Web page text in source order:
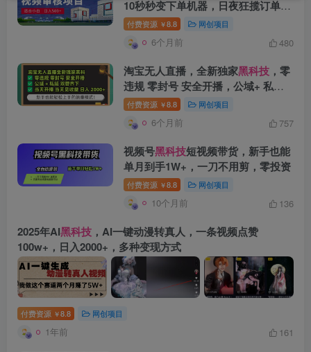
10秒秒变下单机器，日夜狂揽订单，
新手小白日进500+，财富火箭式飙
升！
付费资源 ￥8.8 网创项目
6个月前 480
淘宝无人直播，全新独家黑科技 ，零
违规 零封号 安全开播，公域+ 私域
双管齐下，当天开播 当天见收益 日
入 2000+
付费资源 ￥8.8 网创项目
6个月前 757
视频号黑科技短视频带货，新手也能
单月到手1W+，一刀不用剪，零投资
付费资源 ￥8.8 网创项目
10个月前 136
2025年AI黑科技 ，AI一键动漫转真人，一条视频点赞
100w+，日入2000+，多种变现方式
付费资源 ￥8.8 网创项目
1年前 161